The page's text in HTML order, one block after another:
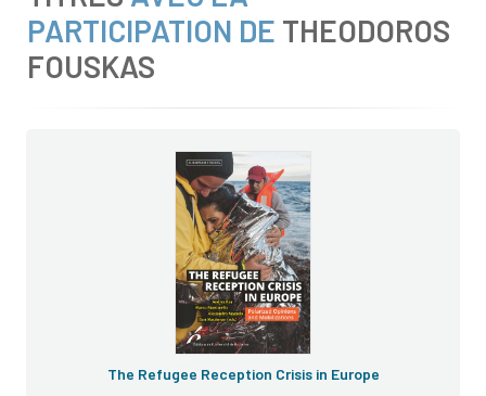
PARTICIPATION DE THEODOROS
FOUSKAS
The Refugee Reception Crisis in Europe